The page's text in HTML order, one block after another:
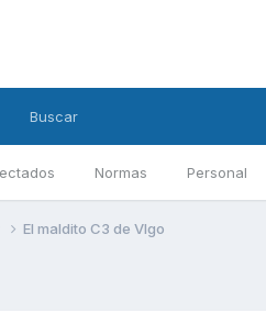
Normas Personal
Buscar
El maldito C3 de VIgo